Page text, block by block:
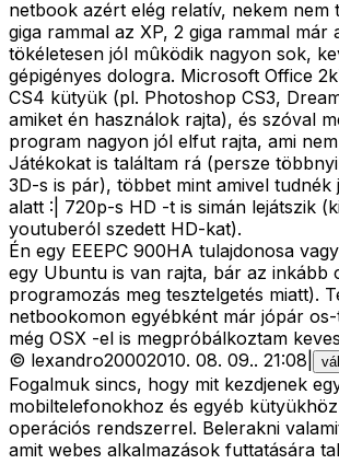
netbook azért elég relatív, nekem nem
giga rammal az XP, 2 giga rammal már
tökéletesen jól mûködik nagyon sok,
gépigényes dologra. Microsoft Office
CS4 kütyük (pl. Photoshop CS3,
amiket én használok rajta), és szóval
program nagyon jól elfut rajta, ami
Játékokat is találtam rá (persze
3D-s is pár), többet mint amivel tudnék
alatt :| 720p-s HD -t is simán lejátszik
youtuberól szedett HD-kat).
Én egy EEEPC 900HA tulajdonosa
egy Ubuntu is van rajta, bár az inkább
programozás meg tesztelgetés miatt).
netbookomon egyébként már jópár
még OSX -el is megpróbálkoztam
© lexandro20002010. 08. 09.. 21:08
Fogalmuk sincs, hogy mit kezdjenek
mobiltelefonokhoz és egyéb
operációs rendszerrel. Belerakni
amit webes alkalmazások futtatására